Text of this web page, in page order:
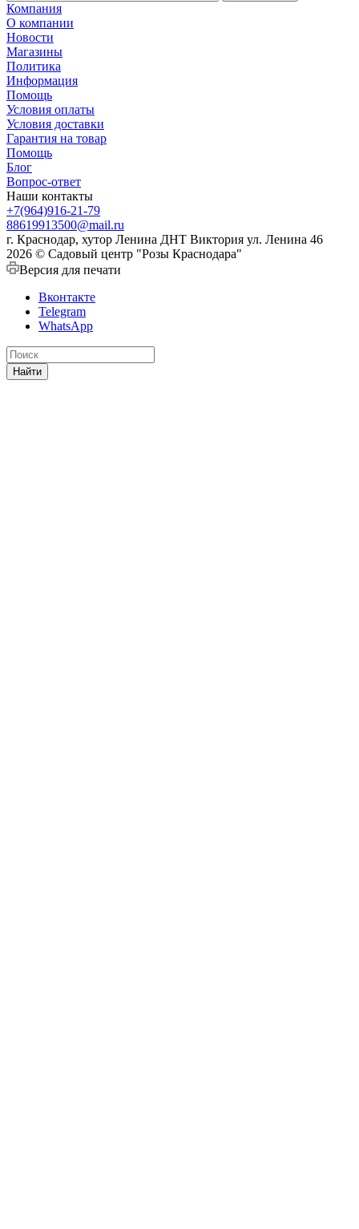
Компания
О компании
Новости
Магазины
Политика
Информация
Помощь
Условия оплаты
Условия доставки
Гарантия на товар
Помощь
Блог
Вопрос-ответ
Наши контакты
+7(964)916-21-79
88619913500@mail.ru
г. Краснодар, хутор Ленина ДНТ Виктория ул. Ленина 46
2026 © Садовый центр "Розы Краснодара"
Версия для печати
Вконтакте
Telegram
WhatsApp
Найти